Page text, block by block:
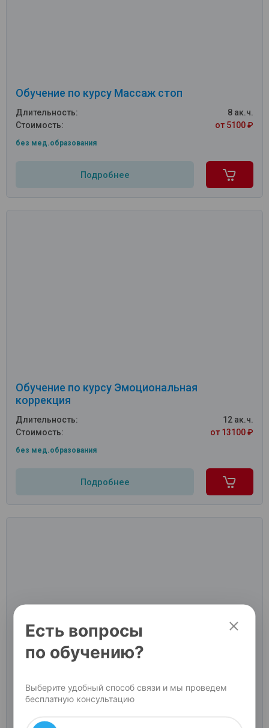
Обучение по курсу Массаж стоп
Длительность:
8 ак.ч.
Стоимость:
от 5100 ₽
без мед.образования
Подробнее
Обучение по курсу Эмоциональная
коррекция
Длительность:
12 ак.ч.
Стоимость:
от 13100 ₽
без мед.образования
Подробнее
Обучение по курсу Миофасциальный массаж
Есть вопросы
по обучению?
Выберите удобный способ связи и мы проведем
бесплатную консультацию